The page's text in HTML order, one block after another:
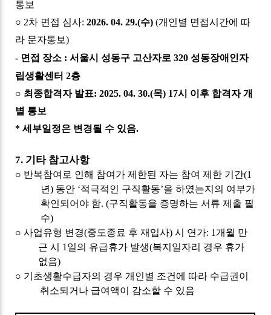
통보
○ 2차 면접 심사:2026. 04. 29.(수) (개인별 면접시간에 따
라 문자통보)
- 면접 장소 :서울시 성동구 고산자로320성동장애인자
립생활센터2층
○ 최종합격자 발표: 2025. 04. 30.(목) 17시 이후 합격자 개
별 통보
*세부일정은 변경될 수 있음.
7. 기타 참고사항
○ 반복참여로 인해 참여가 제한된 자는 참여 제한 기간(1
년) 동안 ‘적극적인 구직활동’을 하였는지의 여부가
확인되어야 함. (구직활동을 증명하는 서류 제출 필
수)
○사업유형 변경(중도종료 후 재입사)시 연가: 1개월 만
근 시 1 일의 유급휴가 발생(복지일자리 경우 휴가
없음)
○ 기초생활수급자의 경우 개인별 조건에 따라 수급권이
취소되거나 급여액이 감소할 수 있음